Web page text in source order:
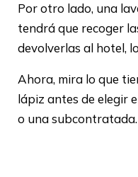
Por otro lado, una
tendrá que recoger
devolverlas al hotel,
Ahora, mira lo que
lápiz antes de elegir
o una subcontratada.